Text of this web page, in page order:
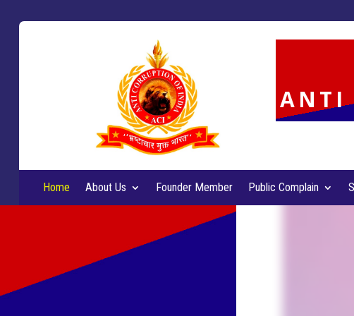
ANTI
Home About Us Founder Member Public Complain